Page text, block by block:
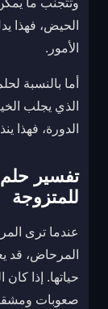
وتتجنب ما
الحيض، فهذا
الأمور.
أما بالنسبة
الذي يجلب
الدورة، فهذا
تفسير
للمتزوجة
عندما ترى
المرحاض، قد
حياتها. إذا
صعوبات